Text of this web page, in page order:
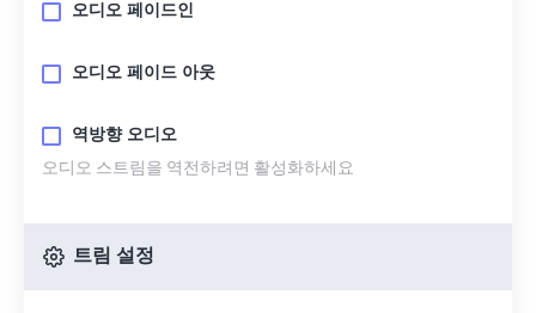
오디오 페이드인
오디오 페이드 아웃
역방향 오디오
오디오 스트림을 역전하려면 활성화하세요
트림 설정